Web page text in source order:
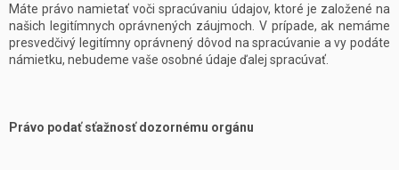
Máte právo namietať voči spracúvaniu údajov, ktoré je založené na
našich legitímnych oprávnených záujmoch. V prípade, ak nemáme
presvedčivý legitímny oprávnený dôvod na spracúvanie a vy podáte
námietku, nebudeme vaše osobné údaje ďalej spracúvať.
Právo podať sťažnosť dozornému orgánu